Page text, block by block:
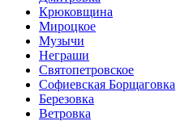
Крюковщина
Мироцкое
Музычи
Неграши
Святопетровское
Софиевская Борщаговка
Березовка
Ветровка